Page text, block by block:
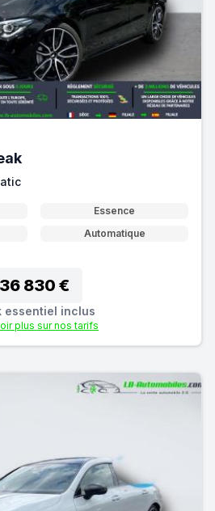
Essence
Automatique
36 830 €
essentiel inclus
plus sur nos tarifs